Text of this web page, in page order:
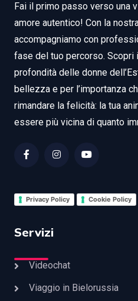
Fai il primo passo verso una
amore autentico! Con la
accompagniamo con
fase del tuo percorso. Scopri
profondità delle donne
bellezza e per l’importanza
rimandare la felicità: la tua
essere più vicina di quanto
Privacy Policy Cookie Policy
Servizi
Videochat
Viaggio in Bielorussia